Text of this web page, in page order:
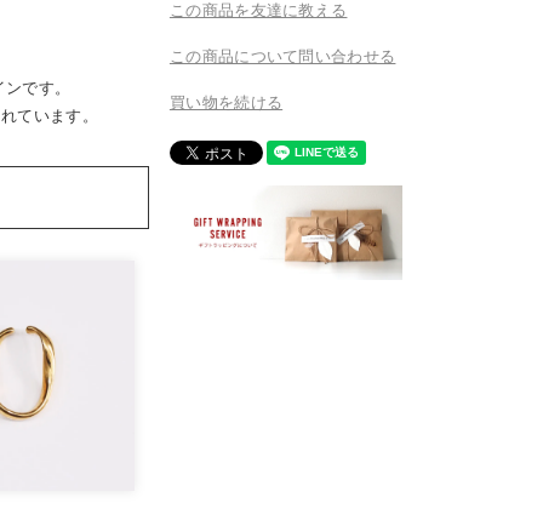
です。
ています。
この商品を友達に教える
この商品について問い合わせる
買い物を続ける